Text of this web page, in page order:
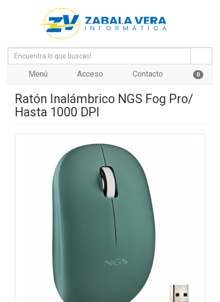
Menú Acceso Contacto 0
Ratón Inalámbrico NGS Fog Pro/
Hasta 1000 DPI